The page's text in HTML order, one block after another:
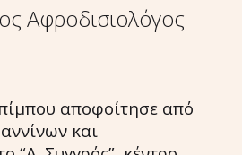
Αφροδισιολόγος
αποφοίτησε από
και